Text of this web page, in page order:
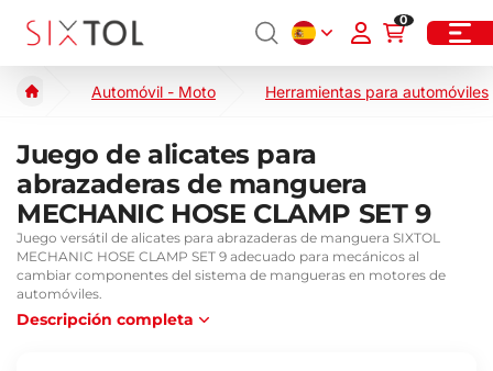
0
Automóvil - Moto Herramientas para automóviles
Juego de alicates para
abrazaderas de manguera
MECHANIC HOSE CLAMP SET 9
Juego versátil de alicates para abrazaderas de manguera SIXTOL
MECHANIC HOSE CLAMP SET 9 adecuado para mecánicos al
cambiar componentes del sistema de mangueras en motores de
automóviles.
Descripción completa